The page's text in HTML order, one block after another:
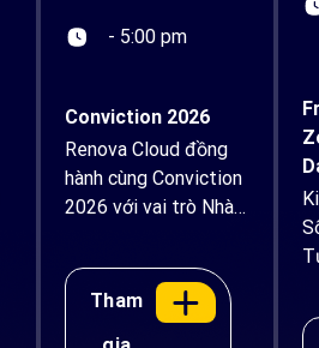
- 5:00 pm
Conviction 2026
Renova Cloud đồng
hành cùng Conviction
2026 với vai trò Nhà
Cloud tự hào đồng
hành cùng Conviction
2026 – Diễn đàn Kinh
Tham